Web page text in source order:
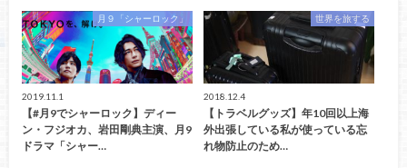
月９「シャーロック」
2019.11.1
【#月9でシャーロック】ディー
ン・フジオカ、岩田剛典主演、月9
ドラマ「シャー…
世界を旅する
2018.12.4
【トラベルグッズ】年10回以上海
外出張している私が使っている忘
れ物防止のため…